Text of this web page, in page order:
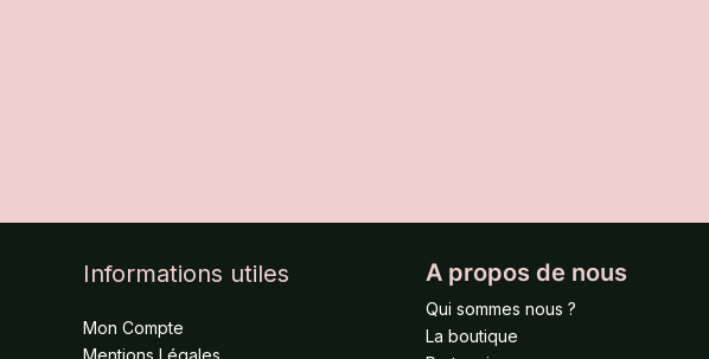
Informations utiles
Mon Compte
Mentions Légales
A propos de nous
Qui sommes nous ?
La boutique